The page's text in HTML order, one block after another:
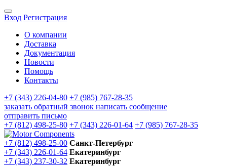
Вход Регистрация
О компании
Доставка
Документация
Новости
Помощь
Контакты
+7 (343) 226-04-80 +7 (985) 767-28-35
заказать обратный звонок написать сообщение
отправить письмо
+7 (812) 498-25-80 +7 (343) 226-01-64 +7 (985) 767-28-35
+7 (812) 498-25-00 Санкт-Петербург
+7 (343) 226-01-64 Екатеринбург
+7 (343) 237-30-32 Екатеринбург